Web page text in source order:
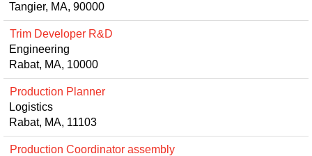
Tangier, MA, 90000
Trim Developer R&D
Engineering
Rabat, MA, 10000
Production Planner
Logistics
Rabat, MA, 11103
Production Coordinator assembly